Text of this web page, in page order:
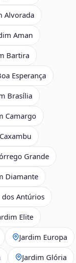
Alvorada
Aman
Bartira
Esperança
Brasília
Camargo
Grande
Diamante
dos Antúrios
Elite
Jardim Europa
Jardim Glória